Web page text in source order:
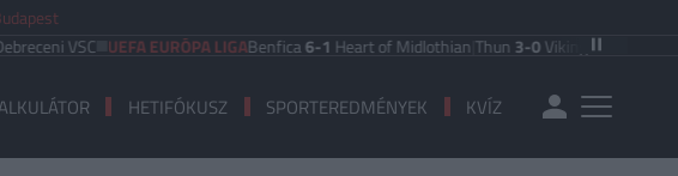
VSC UEFA EURÓPA LIGABenfica6-1Heart of Midlothian|Thun3-0 Vikingur Reykjavik
HETIFÓKUSZ SPORTEREDMÉNYEK KVÍZ